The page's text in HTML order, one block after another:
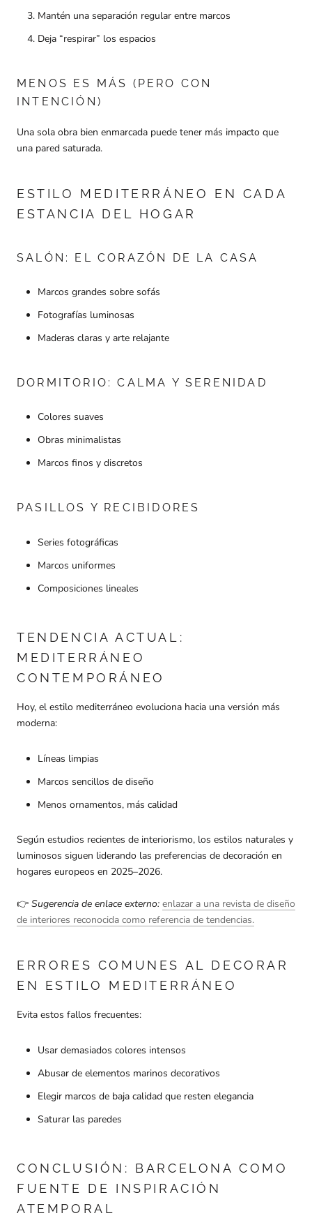
Mantén una separación regular entre marcos
Deja “respirar” los espacios
MENOS ES MÁS (PERO CON
INTENCIÓN)
Una sola obra bien enmarcada puede tener más impacto que
una pared saturada.
ESTILO MEDITERRÁNEO EN CADA
ESTANCIA DEL HOGAR
SALÓN: EL CORAZÓN DE LA CASA
Marcos grandes sobre sofás
Fotografías luminosas
Maderas claras y arte relajante
DORMITORIO: CALMA Y SERENIDAD
Colores suaves
Obras minimalistas
Marcos finos y discretos
PASILLOS Y RECIBIDORES
Series fotográficas
Marcos uniformes
Composiciones lineales
TENDENCIA ACTUAL:
MEDITERRÁNEO
CONTEMPORÁNEO
Hoy, el estilo mediterráneo evoluciona hacia una versión más
moderna:
Líneas limpias
Marcos sencillos de diseño
Menos ornamentos, más calidad
Según estudios recientes de interiorismo, los estilos naturales y
luminosos siguen liderando las preferencias de decoración en
hogares europeos en 2025–2026.
👉 Sugerencia de enlace externo: enlazar a una revista de diseño
de interiores reconocida como referencia de tendencias.
ERRORES COMUNES AL DECORAR
EN ESTILO MEDITERRÁNEO
Evita estos fallos frecuentes:
Usar demasiados colores intensos
Abusar de elementos marinos decorativos
Elegir marcos de baja calidad que resten elegancia
Saturar las paredes
CONCLUSIÓN: BARCELONA COMO
FUENTE DE INSPIRACIÓN
ATEMPORAL